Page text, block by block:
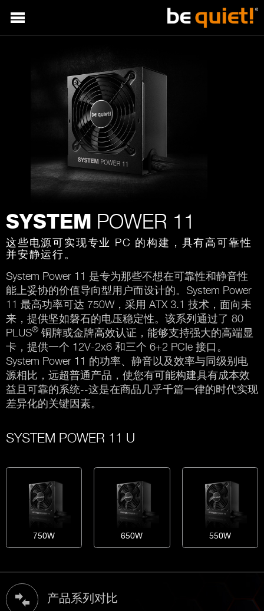
SYSTEM POWER 11
这些电源可实现专业 PC 的构建，具有高可靠性
并安静运行。
System Power 11 是专为那些不想在可靠性和静音性
能上妥协的价值导向型用户而设计的。System Power
11 最高功率可达 750W，采用 ATX 3.1 技术，面向未
来，提供坚如磐石的电压稳定性。该系列通过了 80
PLUS® 铜牌或金牌高效认证，能够支持强大的高端显
卡，提供一个 12V-2x6 和三个 6+2 PCIe 接口。
System Power 11 的功率、静音以及效率与同级别电
源相比，远超普通产品，使您有可能构建具有成本效
益且可靠的系统--这是在商品几乎千篇一律的时代实现
差异化的关键因素。
SYSTEM POWER 11 U
750W 650W 550W
产品系列对比